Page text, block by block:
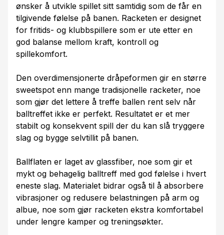
ønsker å utvikle spillet sitt samtidig som de får en
tilgivende følelse på banen. Racketen er designet
for fritids- og klubbspillere som er ute etter en
god balanse mellom kraft, kontroll og
spillekomfort.
Den overdimensjonerte dråpeformen gir en større
sweetspot enn mange tradisjonelle racketer, noe
som gjør det lettere å treffe ballen rent selv når
balltreffet ikke er perfekt. Resultatet er et mer
stabilt og konsekvent spill der du kan slå tryggere
slag og bygge selvtillit på banen.
Ballflaten er laget av glassfiber, noe som gir et
mykt og behagelig balltreff med god følelse i hvert
eneste slag. Materialet bidrar også til å absorbere
vibrasjoner og redusere belastningen på arm og
albue, noe som gjør racketen ekstra komfortabel
under lengre kamper og treningsøkter.